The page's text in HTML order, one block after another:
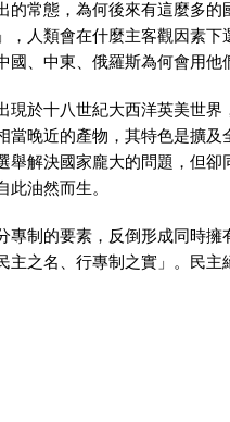
的常態，為何後來有這麼多
，人類會在什麼主客觀因素
、中東、俄羅斯為何會用他
現於十八世紀大西洋英美世
當晚近的產物，其特色是擴
舉解決國家龐大的問題，但
油然而生。
專制的要素，反倒形成同時
主之名、行專制之實」。民